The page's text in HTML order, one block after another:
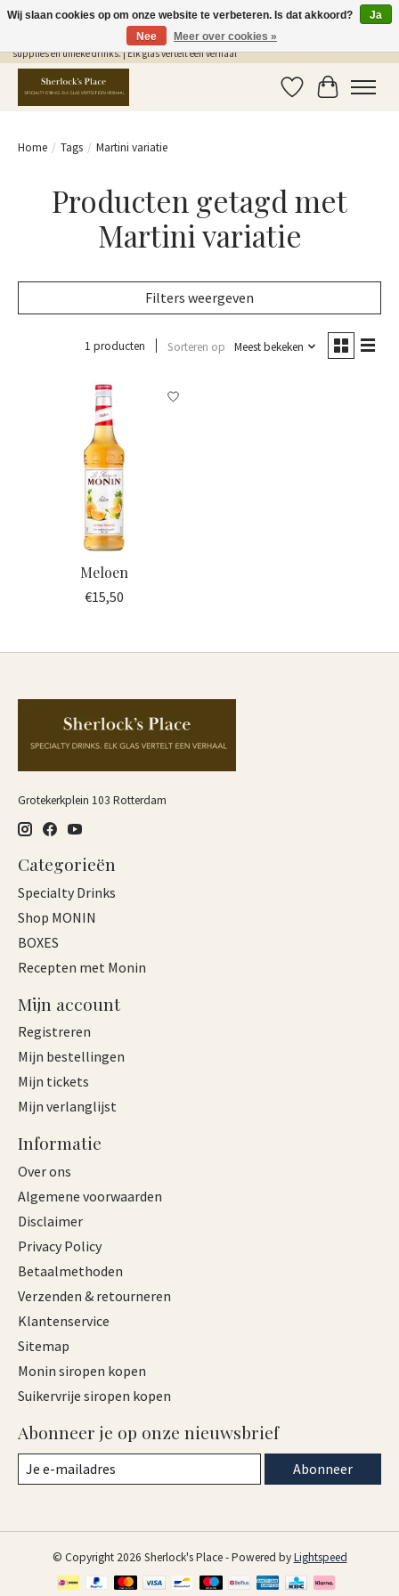
Gratis Verzending in NL vanaf €75,- | Sherlocks Place: dé plek voor MONIN siropen, bar
supplies en unieke drinks. | Elk glas vertelt een verhaal
Verlanglijst
Home / Tags / Martini variatie
Producten getagd met
Martini variatie
Filters weergeven
1 producten Sorteren op Meest bekeken
Meloen
€15,50
Grotekerkplein 103 Rotterdam
Categorieën
Specialty Drinks
Shop MONIN
BOXES
Recepten met Monin
Mijn account
Registreren
Mijn bestellingen
Mijn tickets
Mijn verlanglijst
Informatie
Over ons
Algemene voorwaarden
Disclaimer
Privacy Policy
Betaalmethoden
Verzenden & retourneren
Klantenservice
Sitemap
Monin siropen kopen
Suikervrije siropen kopen
Abonneer je op onze nieuwsbrief
Abonneer
© Copyright 2026 Sherlock's Place - Powered byLightspeed
Wij slaan cookies op om onze website te verbeteren. Is dat akkoord?
Ja
Nee
Meer over cookies »